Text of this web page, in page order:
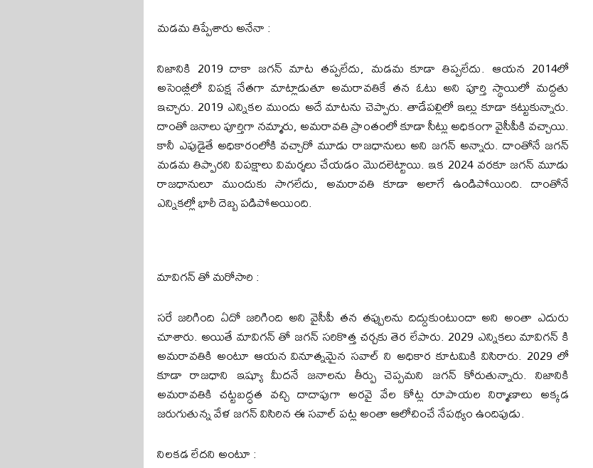
మడమ తిప్పేశారు అనేనా :
నిజానికి 2019 దాకా జగన్ మాట తప్పలేదు, మడమ కూడా తిప్పలేదు. ఆయన 2014లో
అసెంబ్లీలో విపక్ష నేతగా మాట్లాడుతూ అమరావతికే తన ఓటు అని పూర్తి స్థాయిలో మద్దతు
ఇచ్చారు. 2019 ఎన్నికల ముందు అదే మాటను చెప్పారు. తాడేపల్లిలో ఇల్లు కూడా కట్టుకున్నారు.
దాంతో జనాలు పూర్తిగా నమ్మారు, అమరావతి ప్రాంతంలో కూడా సీట్లు అధికంగా వైసీపీకి వచ్చాయి.
కానీ ఎపుడైతే అధికారంలోకి వచ్చారో మూడు రాజధానులు అని జగన్ అన్నారు. దాంతోనే జగన్
మడమ తిప్పారని విపక్షాలు విమర్శలు చేయడం మొదలెట్టాయి. ఇక 2024 వరకూ జగన్ మూడు
రాజధానులూ ముందుకు సాగలేదు, అమరావతి కూడా అలాగే ఉండిపోయింది. దాంతోనే
ఎన్నికల్లో భారీ దెబ్బ పడిపోఅయింది.
మావిగన్ తో మరోసారి :
సరే జరిగింది ఏదో జరిగింది అని వైసీపీ తన తప్పులను దిద్దుకుంటుందా అని అంతా ఎదురు
చూశారు. అయితే మావిగన్ తో జగన్ సరికొత్త చర్చకు తెర లేపారు. 2029 ఎన్నికలు మావిగన్ కి
అమరావతికి అంటూ ఆయన వినూత్నమైన సవాల్ ని అధికార కూటమికి విసిరారు. 2029 లో
కూడా రాజధాని ఇష్యూ మీదనే జనాలను తీర్పు చెప్పమని జగన్ కోరుతున్నారు. నిజానికి
అమరావతికి చట్టబద్ధత వచ్చి దాదాపుగా అరవై వేల కోట్ల రూపాయల నిర్మాణాలు అక్కడ
జరుగుతున్న వేళ జగన్ విసిరిన ఈ సవాల్ పట్ల అంతా ఆలోచించే నేపథ్యం ఉందిపుడు.
నిలకడ లేదని అంటూ :